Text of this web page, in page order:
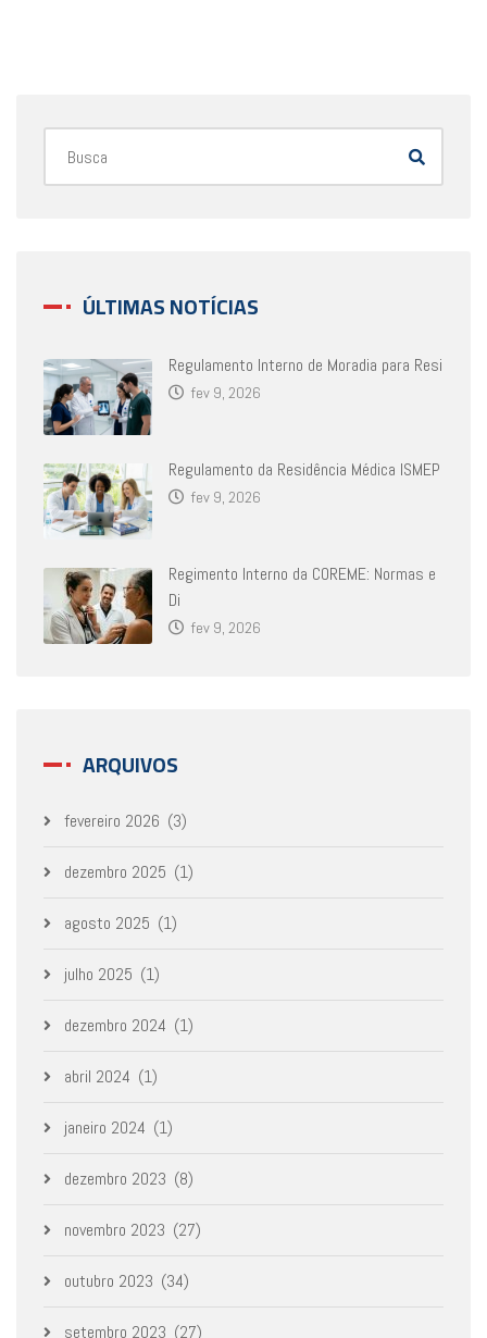
ÚLTIMAS NOTÍCIAS
Regulamento Interno de Moradia para Resi
fev 9, 2026
Regulamento da Residência Médica ISMEP
fev 9, 2026
Regimento Interno da COREME: Normas e
Di
fev 9, 2026
ARQUIVOS
fevereiro 2026 (3)
dezembro 2025 (1)
agosto 2025 (1)
julho 2025 (1)
dezembro 2024 (1)
abril 2024 (1)
janeiro 2024 (1)
dezembro 2023 (8)
novembro 2023 (27)
outubro 2023 (34)
setembro 2023 (27)